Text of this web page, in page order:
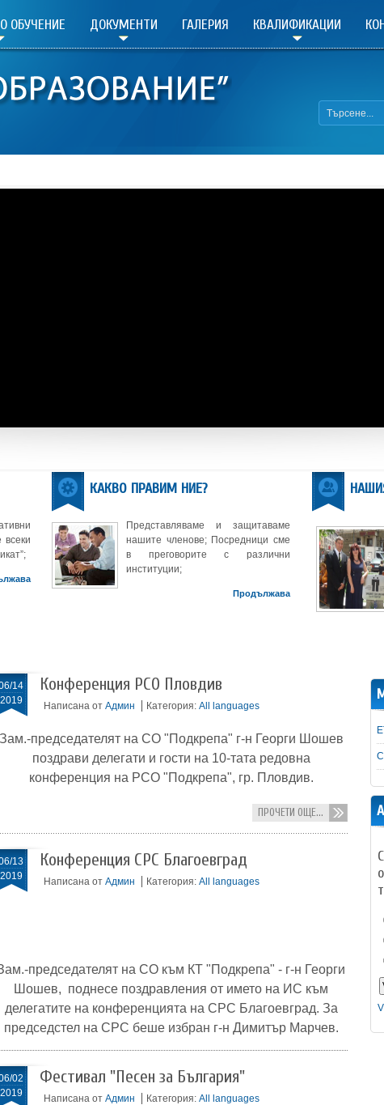
ОБУЧЕНИЕ ДОКУМЕНТИ ГАЛЕРИЯ КВАЛИФИКАЦИИ
КАКВО ПРАВИМ НИЕ?
Представляваме и защитаваме
нашите членове; Посредници сме
в преговорите с различни
институции;
Продължава
14
2019
Конференция РСО Пловдив
Написана от Админ Категория: All languages
Зам.-председателят на СО "Подкрепа" г-н Георги Шошев
поздрави делегати и гости на 10-тата редовна
конференция на РСО "Подкрепа", гр. Пловдив.
ПРОЧЕТИ ОЩЕ...
13
2019
Конференция СРС Благоевград
Написана от Админ Категория: All languages
председателят на СО към КТ "Подкрепа" - г-н Георги
Шошев, поднесе поздравления от името на ИС към
делегатите на конференцията на СРС Благоевград. За
председстел на СРС беше избран г-н Димитър Марчев.
02
2019
Фестивал "Песен за България"
Написана от Админ Категория: All languages